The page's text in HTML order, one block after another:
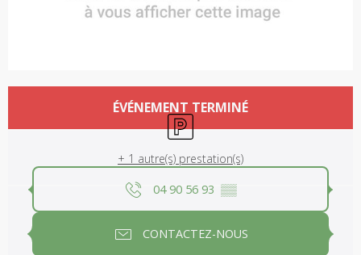
Ouverture et coordonnées
ÉVÉNEMENT TERMINÉ
Parking
+ 1 autre(s) prestation(s)
04 90 56 93 ▒▒
CONTACTEZ-NOUS